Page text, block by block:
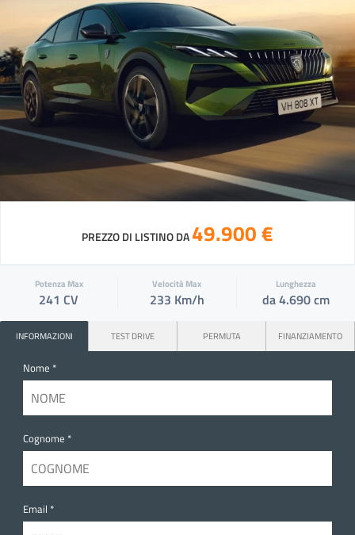
PREZZO DI LISTINO DA49.900 €
Potenza Max
241 CV
Velocità Max
233 Km/h
Lunghezza
da 4.690 cm
INFORMAZIONI TEST DRIVE PERMUTA FINANZIAMENTO
Nome *
Cognome *
Email *